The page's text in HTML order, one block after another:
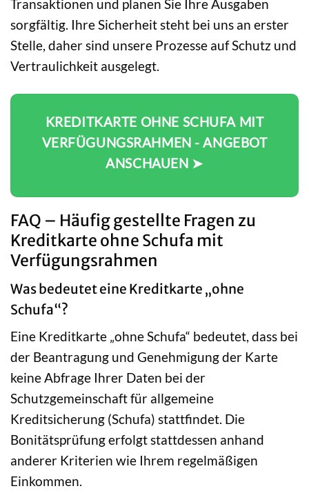
Transaktionen und planen Sie Ihre Ausgaben
sorgfältig. Ihre Sicherheit steht bei uns an erster
Stelle, daher sind unsere Prozesse auf Schutz und
Vertraulichkeit ausgelegt.
KREDITKARTE OHNE SCHUFA MIT
VERFÜGUNGSRAHMEN - ANGEBOT
ANSCHAUEN ➤
FAQ – Häufig gestellte Fragen zu
Kreditkarte ohne Schufa mit
Verfügungsrahmen
Was bedeutet eine Kreditkarte „ohne
Schufa“?
Eine Kreditkarte „ohne Schufa“ bedeutet, dass bei
der Beantragung und Genehmigung der Karte
keine Abfrage Ihrer Daten bei der
Schutzgemeinschaft für allgemeine
Kreditsicherung (Schufa) stattfindet. Die
Bonitätsprüfung erfolgt stattdessen anhand
anderer Kriterien wie Ihrem regelmäßigen
Einkommen.